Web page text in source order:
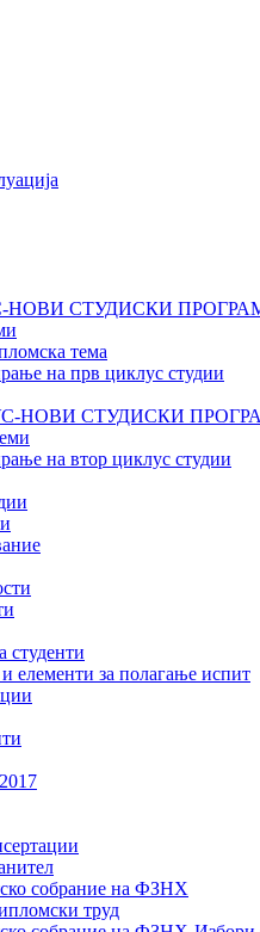
НОВИ СТУДИСКИ
тема
на прв циклус студии
НОВИ СТУДИСКИ
на втор циклус студии
студенти
елементи за полагање испит
собрание на ФЗНХ
труд